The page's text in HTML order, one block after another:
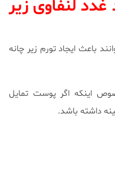
لنفاوی زیر
باعث ایجاد تورم زیر چانه
اینکه اگر پوست تمایل
داشته باشد.